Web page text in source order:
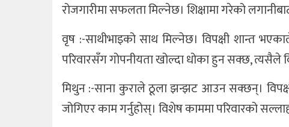
रोजगारीमा सफलता मिल्नेछ। शिक्षामा गरेको
वृष :-साथीभाइको साथ मिल्नेछ। विपक्षी शान्त
परिवारसँग गोपनीयता खोल्दा धोका हुन सक्छ, त्यसैले
मिथुन :-साना कुराले ठूला झन्झट आउन सक्छन्।
जोगिएर काम गर्नुहोस्। विशेष काममा परिवारको